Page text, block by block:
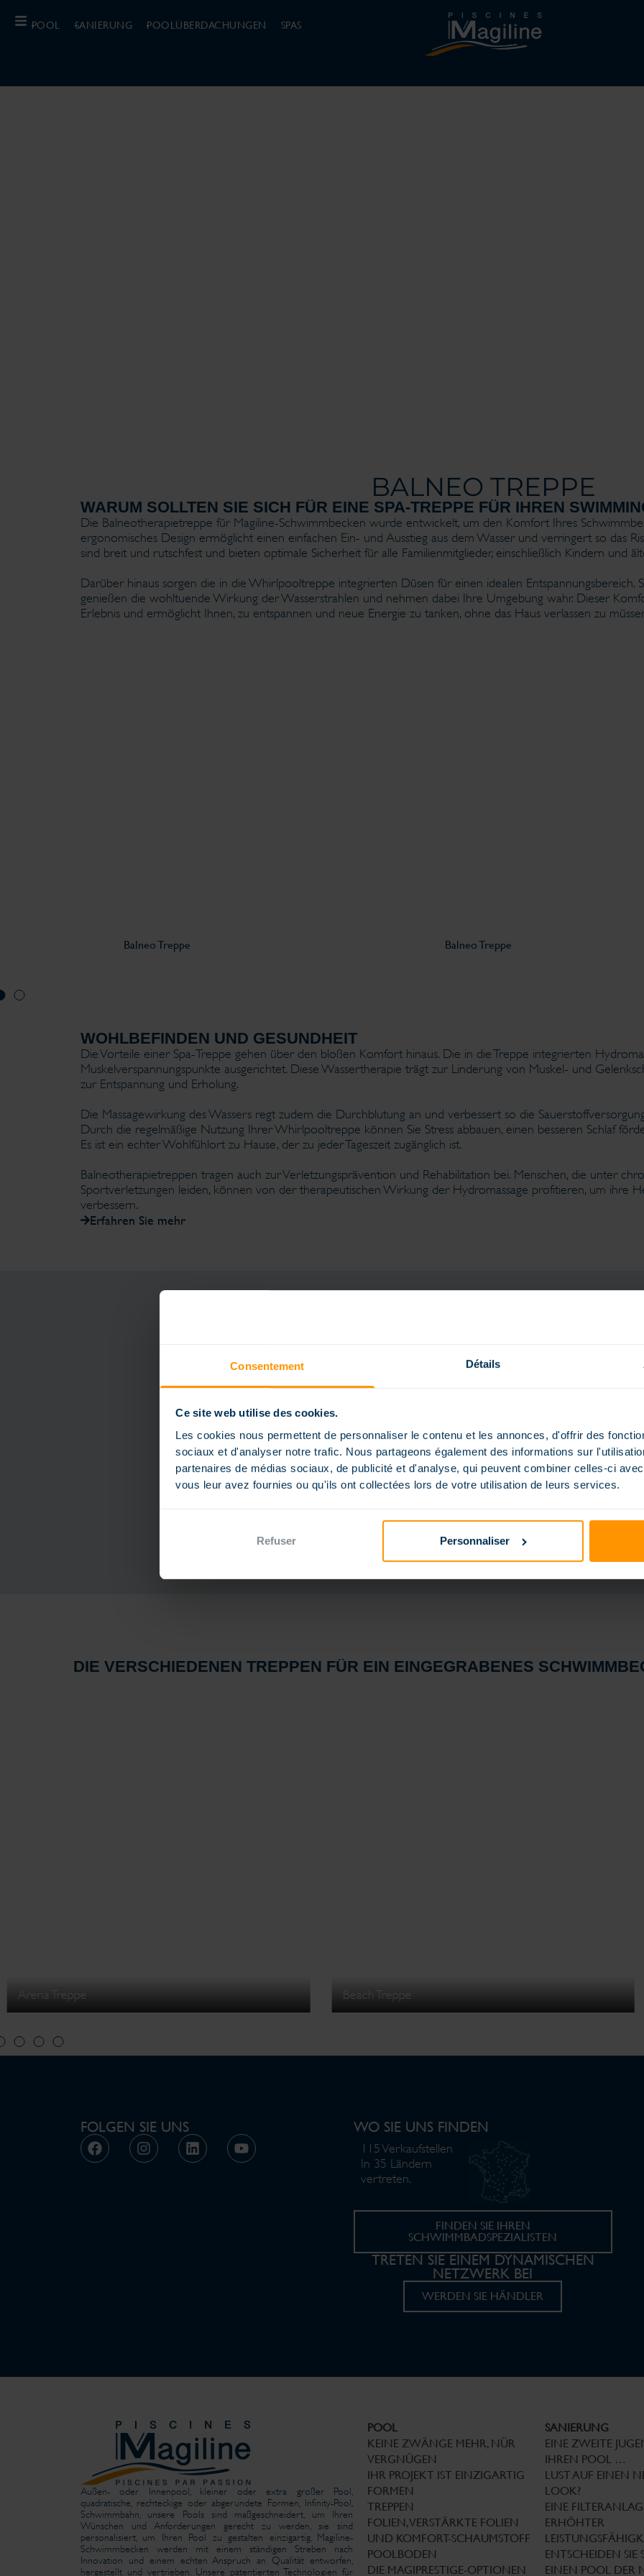
Consentement Détails
Ce site web utilise des cookies.
Les cookies nous permettent de personnaliser le contenu et les annonces, d'offrir des
sociaux et d'analyser notre trafic. Nous partageons également des informations sur
partenaires de médias sociaux, de publicité et d'analyse, qui peuvent combiner celles-ci
vous leur avez fournies ou qu'ils ont collectées lors de votre utilisation de leurs services.
Refuser Personnaliser
POOL SANIERUNG POOLÜBERDACHUNGEN SPAS
BALNEO TREPPE
WARUM SOLLTEN SIE SICH FÜR EINE SPA-TREPPE FÜR IHREN
Die Balneotherapietreppe für Magiline-Schwimmbecken wurde entwickelt, um den Komfort Ihres
ergonomisches Design ermöglicht einen einfachen Ein- und Ausstieg aus dem Wasser und verringert so das
sind breit und rutschfest und bieten optimale Sicherheit für alle Familienmitglieder, einschließlich Kindern und
Darüber hinaus sorgen die in die Whirlpooltreppe integrierten Düsen für einen idealen Entspannungsbereich.
genießen die wohltuende Wirkung der Wasserstrahlen und nehmen dabei Ihre Umgebung wahr. Dieser
Erlebnis und ermöglicht Ihnen, zu entspannen und neue Energie zu tanken, ohne das Haus verlassen zu
Balneo Treppe Balneo Treppe
WOHLBEFINDEN UND GESUNDHEIT
Die Vorteile einer Spa-Treppe gehen über den bloßen Komfort hinaus. Die in die Treppe integrierten
Muskelverspannungspunkte ausgerichtet. Diese Wassertherapie trägt zur Linderung von Muskel- und
zur Entspannung und Erholung.
Die Massagewirkung des Wassers regt zudem die Durchblutung an und verbessert so die
Durch die regelmäßige Nutzung Ihrer Whirlpooltreppe können Sie Stress abbauen, einen besseren Schlaf
Es ist ein echter Wohlfühlort zu Hause, der zu jeder Tageszeit zugänglich ist.
Balneotherapietreppen tragen auch zur Verletzungsprävention und Rehabilitation bei. Menschen, die unter
Sportverletzungen leiden, können von der therapeutischen Wirkung der Hydromassage profitieren, um ihre
verbessern.
Erfahren Sie mehr
FORDERN SIE
& ENTDECKEN
DIE VERSCHIEDENEN TREPPEN FÜR EIN EINGEGRABENES
Arena Treppe Beach Treppe
FOLGEN SIE UNS WO SIE UNS FINDEN
115 Verkaufstellen
In 35 Ländern
vertreten.
FINDEN SIE IHREN
SCHWIMMBADSPEZIALISTEN
TRETEN SIE EINEM DYNAMISCHEN
NETZWERK BEI
WERDEN SIE HÄNDLER
Außen- oder Innenpool, kleiner oder extra großer Pool,
quadratische, rechteckige oder abgerundete Formen, Infinity-Pool,
Schwimmbahn, unsere Pools sind maßgeschneidert, um Ihren
Wünschen und Anforderungen gerecht zu werden, sie sind
personalisiert, um Ihren Pool zu gestalten einzigartig. Magiline-
Schwimmbecken werden mit einem ständigen Streben nach
Innovation und einem echten Anspruch an Qualität entworfen,
hergestellt und vertrieben. Unsere patentierten Technologien für
POOL
KEINE ZWÄNGE MEHR, NÜR
VERGNÜGEN
IHR PROJEKT IST EINZIGARTIG
FORMEN
TREPPEN
FOLIEN, VERSTÄRKTE FOLIEN
UND KOMFORT-SCHAUMSTOFF
POOLBODEN
DIE MAGIPRESTIGE-OPTIONEN
SANIERUNG
EINE ZWEITE
IHREN POOL …
LUST AUF EINEN
LOOK?
EINE
ERHÖHTER
ENTSCHEIDEN SIE
EINEN POOL DER